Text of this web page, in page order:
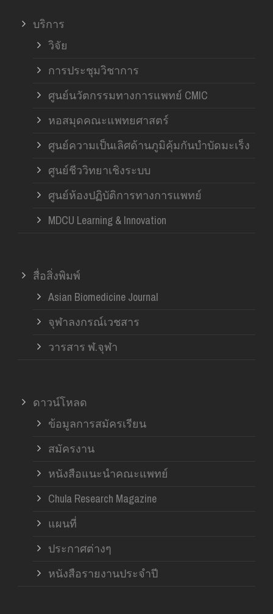
บริการ
วิจัย
การประชุมวิชาการ
ศูนย์นวัตกรรมทางการแพทย์ CMIC
หอสมุดคณะแพทยศาสตร์
ศูนย์ความเป็นเลิศด้านภูมิคุ้มกันบำบัดมะเร็ง
ศูนย์ชีววิทยาเชิงระบบ
ศูนย์ห้องปฏิบัติการทางการแพทย์
MDCU Learning & Innovation
สื่อสิ่งพิมพ์
Asian Biomedicine Journal
จุฬาลงกรณ์เวชสาร
วารสาร ฬ.จุฬา
ดาวน์โหลด
ข้อมูลการสมัครเรียน
สมัครงาน
หนังสือแนะนำคณะแพทย์
Chula Research Magazine
แผนที่
ประกาศต่างๆ
หนังสือรายงานประจำปี